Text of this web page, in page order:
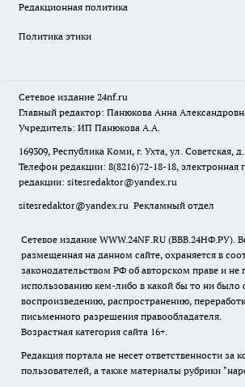
Редакционная политика
Политика этики
Сетевое издание 24nf.ru
Главный редактор: Панюкова Анна
Учредитель: ИП Панюкова А.А.
169309, Республика Коми, г. Ухта, ул. Советская,
Телефон редакции: 8(8216)72-18-18, электронная
редакции: sitesredaktor@yandex.ru
sitesredaktor@yandex.ru Рекламный отдел
Сетевое издание WWW.24NF.RU (ВВВ.24НФ.РУ).
размещенная на данном сайте, охраняется в
законодательством РФ об авторском праве и не
использованию кем-либо в какой бы то ни
воспроизведению, распространению,
письменного разрешения правообладателя.
Возрастная категория сайта 16+.
Редакция портала не несет ответственности за
пользователей, а также материалы рубрики